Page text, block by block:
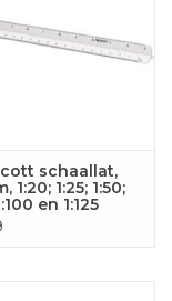
schaallat,
1:20; 1:25; 1:50;
en 1:125